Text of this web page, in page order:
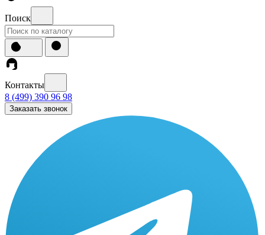
Поиск
Контакты
8 (499) 390 96 98
Заказать звонок